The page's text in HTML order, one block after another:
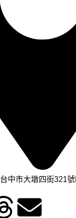
台中市大墩四街321